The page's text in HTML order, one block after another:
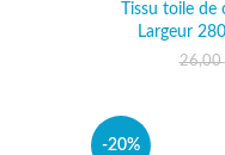
Tissu toile
Largeur
26,00
-20%